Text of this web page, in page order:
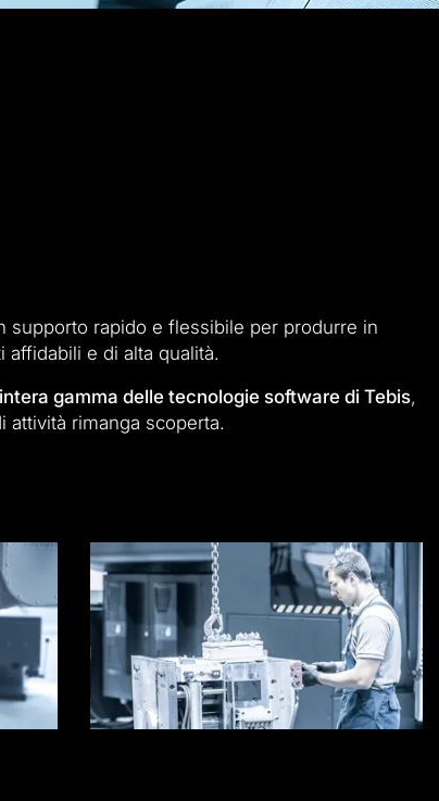
supporto rapido e flessibile per produrre in
e di alta qualità.
gamma delle tecnologie software di Tebis,
attività rimanga scoperta.